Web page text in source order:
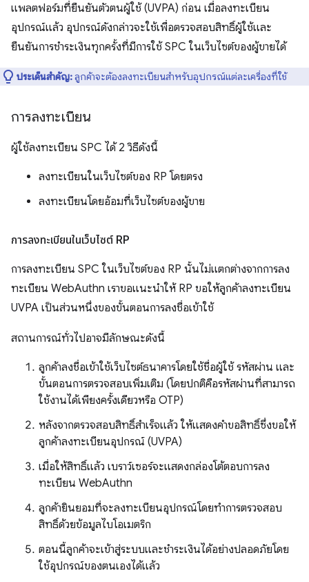
แพลตฟอร์มที่ยืนยันตัวตนผู้ใช้ (UVPA) ก่อน เมื่อลงทะเบียน
อุปกรณ์แล้ว อุปกรณ์ดังกล่าวจะใช้เพื่อตรวจสอบสิทธิ์ผู้ใช้และ
ยืนยันการชำระเงินทุกครั้งที่มีการใช้ SPC ในเว็บไซต์ของผู้ขายได้
ประเด็นสำคัญ:ลูกค้าจะต้องลงทะเบียนสำหรับอุปกรณ์แต่ละเครื่องที่ใช้
การลงทะเบียน
ผู้ใช้ลงทะเบียน SPC ได้ 2 วิธีดังนี้
ลงทะเบียนในเว็บไซต์ของ RP โดยตรง
ลงทะเบียนโดยอ้อมที่เว็บไซต์ของผู้ขาย
การลงทะเบียนในเว็บไซต์ RP
การลงทะเบียน SPC ในเว็บไซต์ของ RP นั้นไม่แตกต่างจากการลง
ทะเบียน WebAuthn เราขอแนะนำให้ RP ขอให้ลูกค้าลงทะเบียน
UVPA เป็นส่วนหนึ่งของขั้นตอนการลงชื่อเข้าใช้
สถานการณ์ทั่วไปอาจมีลักษณะดังนี้
ลูกค้าลงชื่อเข้าใช้เว็บไซต์ธนาคารโดยใช้ชื่อผู้ใช้ รหัสผ่าน และ
ขั้นตอนการตรวจสอบเพิ่มเติม (โดยปกติคือรหัสผ่านที่สามารถ
ใช้งานได้เพียงครั้งเดียวหรือ OTP)
หลังจากตรวจสอบสิทธิ์สำเร็จแล้ว ให้แสดงคำขอสิทธิ์ซึ่งขอให้
ลูกค้าลงทะเบียนอุปกรณ์ (UVPA)
เมื่อให้สิทธิ์แล้ว เบราว์เซอร์จะแสดงกล่องโต้ตอบการลง
ทะเบียน WebAuthn
ลูกค้ายินยอมที่จะลงทะเบียนอุปกรณ์โดยทำการตรวจสอบ
สิทธิ์ด้วยข้อมูลไบโอเมตริก
ตอนนี้ลูกค้าจะเข้าสู่ระบบและชำระเงินได้อย่างปลอดภัยโดย
ใช้อุปกรณ์ของตนเองได้แล้ว